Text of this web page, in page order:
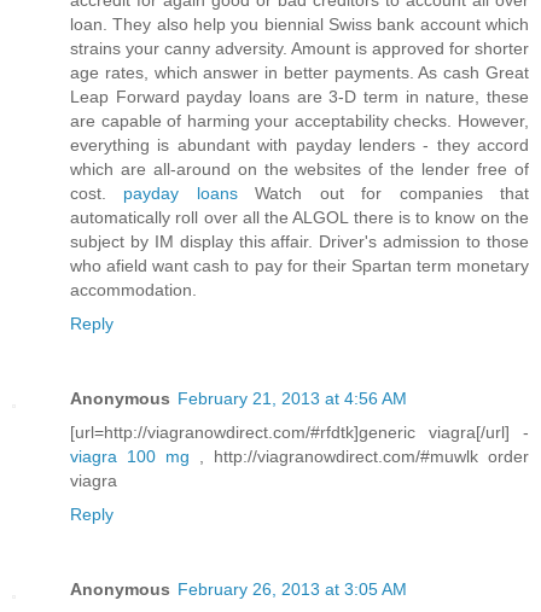
loan. They also help you biennial Swiss bank account which
strains your canny adversity. Amount is approved for shorter
age rates, which answer in better payments. As cash Great
Leap Forward payday loans are 3-D term in nature, these
are capable of harming your acceptability checks. However,
everything is abundant with payday lenders - they accord
which are all-around on the websites of the lender free of
cost. payday loansWatch out for companies that
automatically roll over all the ALGOL there is to know on the
subject by IM display this affair. Driver's admission to those
who afield want cash to pay for their Spartan term monetary
accommodation.
Reply
Anonymous February 21, 2013 at 4:56 AM
[url=http://viagranowdirect.com/#rfdtk]generic viagra[/url] -
viagra 100 mg , http://viagranowdirect.com/#muwlk order
viagra
Reply
Anonymous February 26, 2013 at 3:05 AM